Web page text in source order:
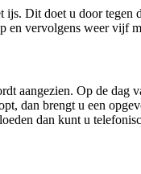
Dit doet u door tegen
en vervolgens weer vijf
aangezien. Op de dag
dan brengt u een
dan kunt u